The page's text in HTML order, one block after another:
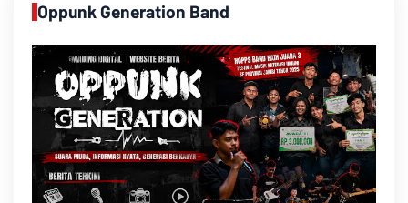
Oppunk Generation Band